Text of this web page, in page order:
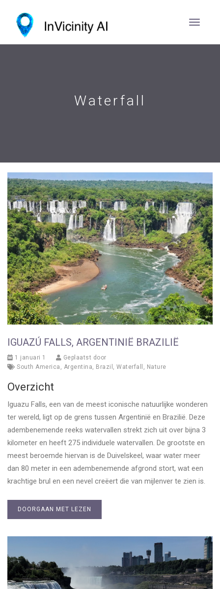
Waterfall
IGUAZÚ FALLS, ARGENTINIË BRAZILIË
1 januari 1
Geplaatst door
South America , Argentina, Brazil , Waterfall , Nature
Overzicht
Iguazu Falls, een van de meest iconische natuurlijke wonderen
ter wereld, ligt op de grens tussen Argentinië en Brazilië. Deze
adembenemende reeks watervallen strekt zich uit over bijna 3
kilometer en heeft 275 individuele watervallen. De grootste en
meest beroemde hiervan is de Duivelskeel, waar water meer
dan 80 meter in een adembenemende afgrond stort, wat een
krachtige brul en een nevel creëert die van mijlenver te zien is.
DOORGAAN MET LEZEN